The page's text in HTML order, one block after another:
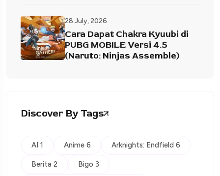
28 July, 2026
Cara Dapat Chakra Kyuubi di
PUBG MOBILE Versi 4.5
(Naruto: Ninjas Assemble)
Discover By Tags
AI 1 Anime 6 Arknights: Endfield 6
Berita 2 Bigo 3